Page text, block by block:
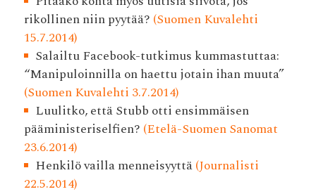
rikollinen niin pyytää? (Suomen Kuvalehti
15.7.2014)
Salailtu Facebook-tutkimus kummastuttaa:
“Manipuloinnilla on haettu jotain ihan muuta”
(Suomen Kuvalehti 3.7.2014)
Luulitko, että Stubb otti ensimmäisen
pääministeriselfien? (Etelä-Suomen Sanomat
23.6.2014)
Henkilö vailla menneisyyttä(Journalisti
22.5.2014)